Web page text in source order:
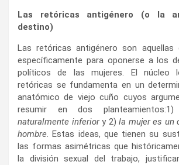
Las retóricas antigénero (o la
destino)
Las retóricas antigénero son aquellas
específicamente para oponerse a los
políticos de las mujeres. El núcleo
retóricas se fundamenta en un
anatómico de viejo cuño cuyos
resumir en dos planteamientos:1)
naturalmente inferiory 2)la mujer es un
hombre. Estas ideas, que tienen su
las formas asimétricas que
la división sexual del trabajo,